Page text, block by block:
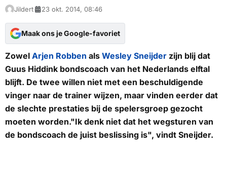
Jildert 23 okt. 2014, 08:46
Maak ons je Google-favoriet
Zowel Arjen Robben als Wesley Sneijder zijn blij dat
Guus Hiddink bondscoach van het Nederlands elftal
blijft. De twee willen niet met een beschuldigende
vinger naar de trainer wijzen, maar vinden eerder dat
de slechte prestaties bij de spelersgroep gezocht
moeten worden."Ik denk niet dat het wegsturen van
de bondscoach de juist beslissing is", vindt Sneijder.